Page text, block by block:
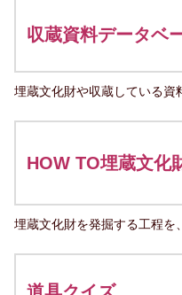
収蔵資料データベ
埋蔵文化財や収蔵している資
HOW TO埋蔵文化
埋蔵文化財を発掘する工程を